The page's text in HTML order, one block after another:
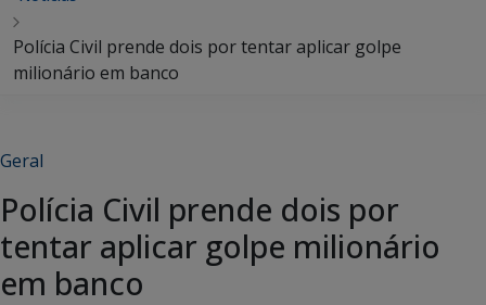
Polícia Civil prende dois por tentar aplicar golpe
milionário em banco
Geral
Polícia Civil prende dois por
tentar aplicar golpe milionário
em banco